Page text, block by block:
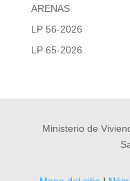
ARENAS
LP 56-2026
LP 65-2026
Ministerio de